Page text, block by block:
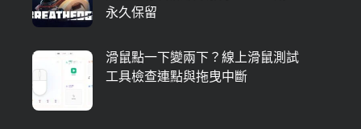
永久保留
滑鼠點一下變兩下？線上滑鼠測試
工具檢查連點與拖曳中斷